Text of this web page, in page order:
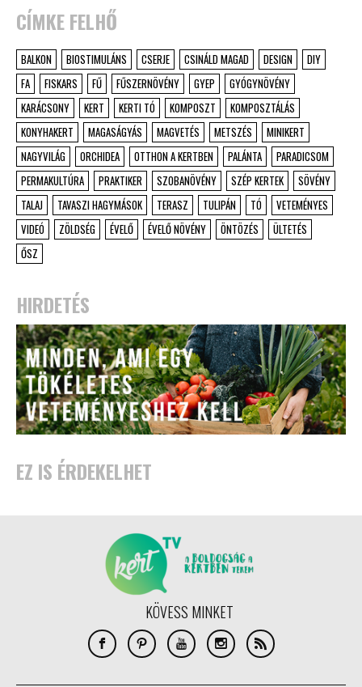
CÍMKE FELHŐ
BALKON BIOSTIMULÁNS CSERJE CSINÁLD MAGAD DESIGN
DIY
FA
FISKARS FŰ FŰSZERNÖVÉNY GYEP
GYÓGYNÖVÉNY
KARÁCSONY
KERT KERTI TÓ KOMPOSZT
KOMPOSZTÁLÁS
KONYHAKERT
MAGASÁGYÁS MAGVETÉS METSZÉS
MINIKERT
NAGYVILÁG
ORCHIDEA OTTHON A KERTBEN PALÁNTA
PARADICSOM
PERMAKULTÚRA
PRAKTIKER SZOBANÖVÉNY SZÉP KERTEK
SÖVÉNY
TALAJ
TAVASZI HAGYMÁSOK TERASZ TULIPÁN TÓ
VETEMÉNYES
VIDEÓ
ZÖLDSÉG ÉVELŐ ÉVELŐ NÖVÉNY ÖNTÖZÉS
ÜLTETÉS
ŐSZ
HIRDETÉS
EZ IS ÉRDEKELHET
KÖVESS MINKET